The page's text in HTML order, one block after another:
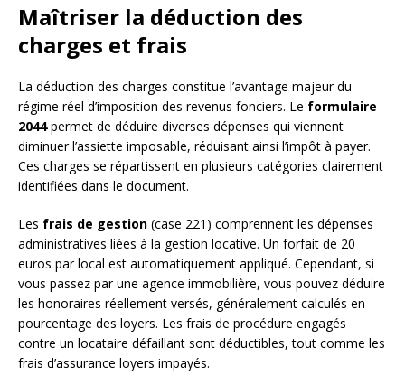
Maîtriser la déduction des
charges et frais
La déduction des charges constitue l’avantage majeur du
régime réel d’imposition des revenus fonciers. Le formulaire
2044permet de déduire diverses dépenses qui viennent
diminuer l’assiette imposable, réduisant ainsi l’impôt à payer.
Ces charges se répartissent en plusieurs catégories clairement
identifiées dans le document.
Les frais de gestion (case 221) comprennent les dépenses
administratives liées à la gestion locative. Un forfait de 20
euros par local est automatiquement appliqué. Cependant, si
vous passez par une agence immobilière, vous pouvez déduire
les honoraires réellement versés, généralement calculés en
pourcentage des loyers. Les frais de procédure engagés
contre un locataire défaillant sont déductibles, tout comme les
frais d’assurance loyers impayés.